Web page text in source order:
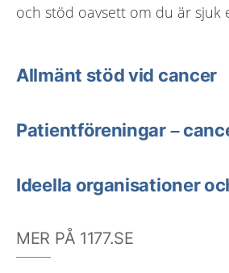
och stöd oavsett om du är sjuk
Allmänt stöd vid cancer
Patientföreningar –
Ideella organisationer
MER PÅ 1177.SE